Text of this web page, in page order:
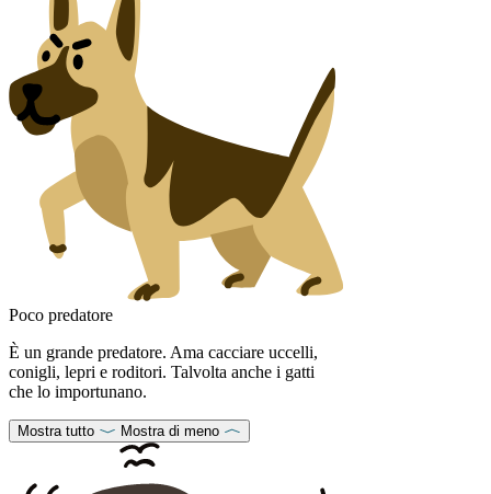
Poco predatore
È un grande predatore. Ama cacciare uccelli,
conigli, lepri e roditori. Talvolta anche i gatti
che lo importunano.
Mostra tutto Mostra di meno